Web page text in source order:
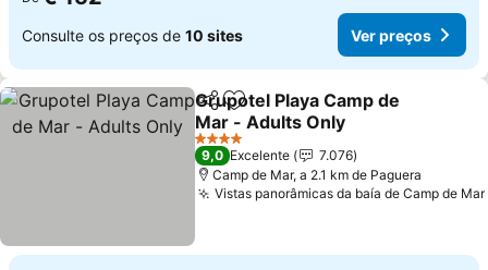
Consulte os preços de 10 sites Ver preços
PartilharAdicionar aos favoritos
Grupotel Playa Camp de
Mar - Adults Only
4 Estrelas
9,0 Excelente
7.076
Camp de Mar, a 2.1 km de Paguera
Vistas panorâmicas da baía de Camp de Mar